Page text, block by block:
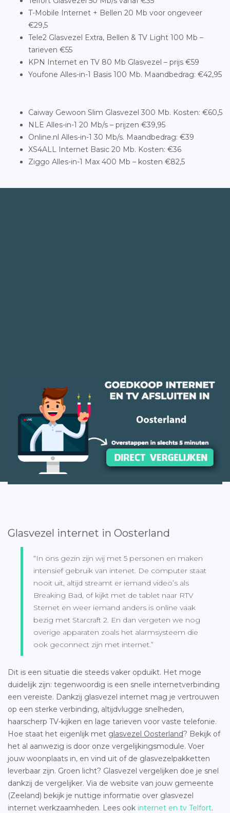
T-Mobile Internet + Bellen 20 Mb voor ongeveer
€29,5
Tele2 Glasvezel Extra, Bellen & TV Light 100 Mb –
tarieven €55
KPN Internet en TV 80 Mb Glasvezel – prijs €59
Youfone Alles-in-1 Basis 100 Mb. Maandbedrag: €42,95
Caiway Gewoon Slim Glasvezel 300 Mb. Kosten: €60,5
NLE Alles-in-1 20 Mb/s – prijzen €39,95
Online.nl Alles-in-1 30 Mb/s. Maandbedrag: €39
XS4ALL Internet Basic 20 Mb. Kosten: €36
Ziggo Alles-in-1 Max 400 Mb – kosten €82,5
Glasvezel internet in Oosterland
“In ons gezin zijn wij met 5 personen en maken
intensief gebruik van intenet. De computer staat
nooit uit, altijd streamt er iemand video’s als
Breaking Bad, of kijkt met de tablet naar RTV
Sternet en weer iemand anders is online vaak
bezig met Starcraft 2. En dan vergeten we nog
overige apparaten zoals het alarmsysteem die
ook geconnect zijn met internet.”
Dit is een situatie die steeds vaker opduikt. Het moge
duidelijk zijn: tegenwoordig is een snelle internetverbinding
een vereiste. Dankzij glasvezel internet mag je vertrouwen
op een sterke verbinding, altijdvlugge snelheden,
haarscherp TV-kijken en lage tarieven voor vaste telefonie.
Hoe staat het eigenlijk met glasvezel Oosterland? Bekijk of
het al aanwezig is door onze vergelijkingsmodule. Voer
jouw woonplaats in, en vind uit of de glasvezelpakketten
leverbaar zijn. Groen licht? Glasvezel vergelijken doe je snel
dankzij de vergelijker. Via de website van jouw gemeente
(Zeeland) bekijk je nuttige informatie over glasvezel
internet werkzaamheden. Lees ook internet en tv Telfort.